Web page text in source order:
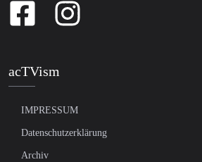
acTVism
IMPRESSUM
Datenschutzerklärung
Archiv